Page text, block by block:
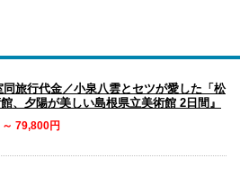
旅行代金／小泉八雲とセツが愛した「松
、夕陽が美しい島根県立美術館 2日間』
79,800円